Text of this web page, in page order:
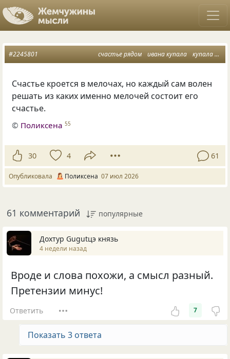
счастье рядом ивана купала купала лета как не бывало
#2245801
Счастье кроется в мелочах, но каждый сам волен
решать из каких именно мелочей состоит его
счастье.
© Поликсена 55
30 4 61
Опубликовала Поликсена 07 июл 2026
61 комментарий популярные
Дохтур Gugutцэ князь
4 недели назад
Вроде и слова похожи, а смысл разный.
Претензии минус!
Ответить 7
Показать 3 ответа